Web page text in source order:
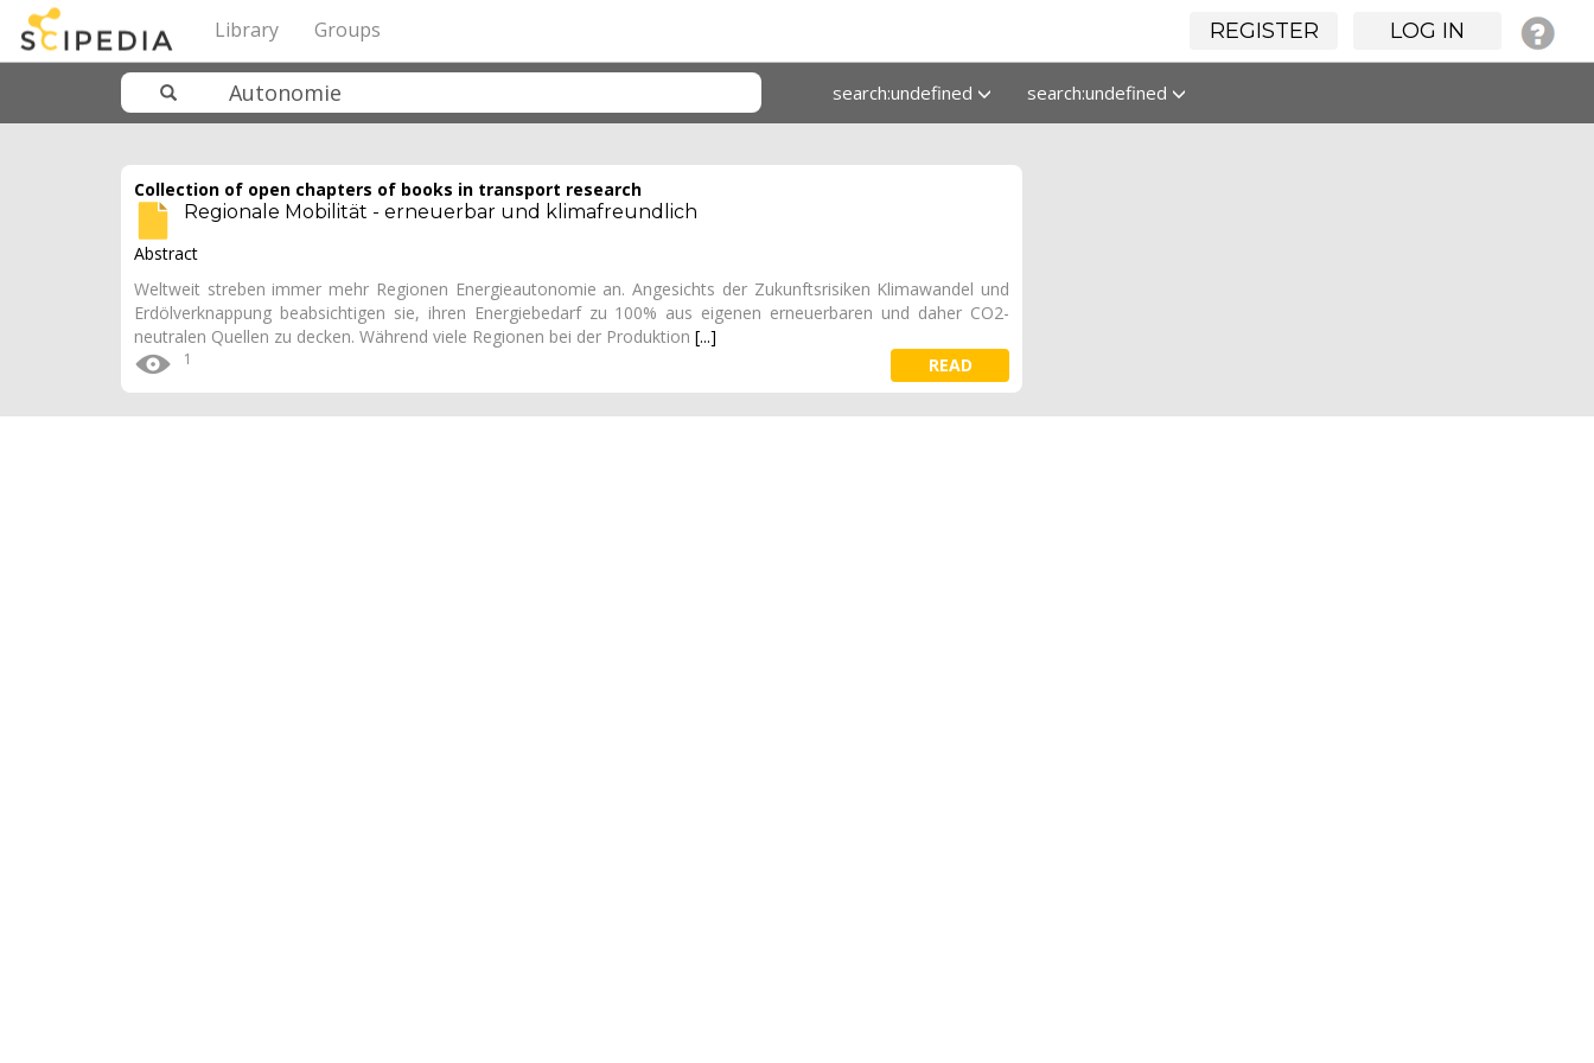
REGISTER LOG IN
Library Groups
search:undefined search:undefined
Collection of open chapters of books in transport research
Regionale Mobilität - erneuerbar und klimafreundlich
Abstract
Weltweit streben immer mehr Regionen Energieautonomie an. Angesichts der Zukunftsrisiken Klimawandel und
Erdölverknappung beabsichtigen sie, ihren Energiebedarf zu 100% aus eigenen erneuerbaren und daher CO2-
neutralen Quellen zu decken. Während viele Regionen bei der Produktion [...]
1 READ